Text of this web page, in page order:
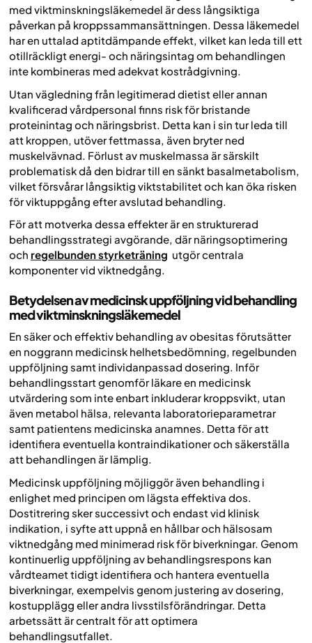
med viktminskningsläkemedel är dess långsiktiga
påverkan på kroppssammansättningen. Dessa läkemedel
har en uttalad aptitdämpande effekt, vilket kan leda till ett
otillräckligt energi- och näringsintag om behandlingen
inte kombineras med adekvat kostrådgivning.
Utan vägledning från legitimerad dietist eller annan
kvalificerad vårdpersonal finns risk för bristande
proteinintag och näringsbrist. Detta kan i sin tur leda till
att kroppen, utöver fettmassa, även bryter ned
muskelvävnad. Förlust av muskelmassa är särskilt
problematisk då den bidrar till en sänkt basalmetabolism,
vilket försvårar långsiktig viktstabilitet och kan öka risken
för viktuppgång efter avslutad behandling.
För att motverka dessa effekter är en strukturerad
behandlingsstrategi avgörande, där näringsoptimering
och regelbunden styrketräning utgör centrala
komponenter vid viktnedgång.
Betydelsen av medicinsk uppföljning vid behandling
med viktminskningsläkemedel
En säker och effektiv behandling av obesitas förutsätter
en noggrann medicinsk helhetsbedömning, regelbunden
uppföljning samt individanpassad dosering. Inför
behandlingsstart genomför läkare en medicinsk
utvärdering som inte enbart inkluderar kroppsvikt, utan
även metabol hälsa, relevanta laboratorieparametrar
samt patientens medicinska anamnes. Detta för att
identifiera eventuella kontraindikationer och säkerställa
att behandlingen är lämplig.
Medicinsk uppföljning möjliggör även behandling i
enlighet med principen om lägsta effektiva dos.
Dostitrering sker successivt och endast vid klinisk
indikation, i syfte att uppnå en hållbar och hälsosam
viktnedgång med minimerad risk för biverkningar. Genom
kontinuerlig uppföljning av behandlingsrespons kan
vårdteamet tidigt identifiera och hantera eventuella
biverkningar, exempelvis genom justering av dosering,
kostupplägg eller andra livsstilsförändringar. Detta
arbetssätt är centralt för att optimera
behandlingsutfallet.